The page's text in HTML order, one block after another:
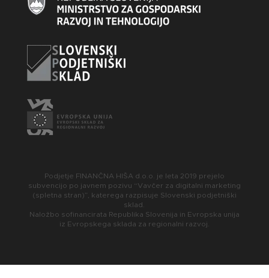
Podjetje FINANČNA HIŠA d.o.o. je leta 2019 prejelo
subvencijo po javnem pozivu “Vavčer za digitalni marketing
(spletna stran)”, katerega razpisuje Slovenski podjetniški
sklad.
Naložbo sofinancirata Republika Slovenija in Evropska unija
iz Evropskega sklada za regionalni razvoj.